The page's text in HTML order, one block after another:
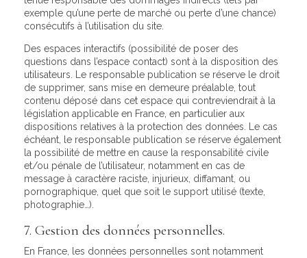
exemple qu’une perte de marché ou perte d’une chance)
consécutifs à l’utilisation du site.
Des espaces interactifs (possibilité de poser des
questions dans l’espace contact) sont à la disposition des
utilisateurs. Le responsable publication se réserve le droit
de supprimer, sans mise en demeure préalable, tout
contenu déposé dans cet espace qui contreviendrait à la
législation applicable en France, en particulier aux
dispositions relatives à la protection des données. Le cas
échéant, le responsable publication se réserve également
la possibilité de mettre en cause la responsabilité civile
et/ou pénale de l’utilisateur, notamment en cas de
message à caractère raciste, injurieux, diffamant, ou
pornographique, quel que soit le support utilisé (texte,
photographie…).
7. Gestion des données personnelles.
En France, les données personnelles sont notamment